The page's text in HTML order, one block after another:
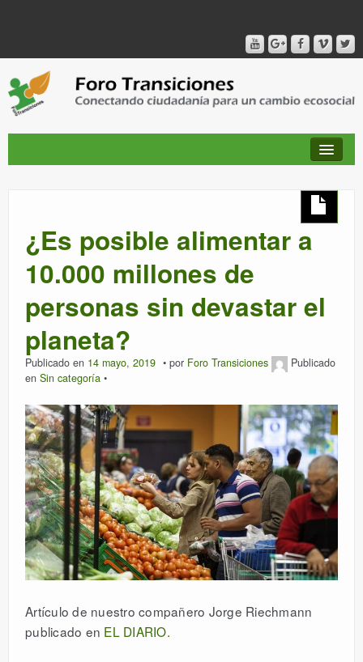
PUBLICACIONES + TIEMPO DE TRANSICIONES
RED AMIG@S DEL FORO
CANAL DE VIDEO
¿Es posible alimentar a
10.000 millones de
personas sin devastar el
planeta?
Publicado en 14 mayo, 2019 por Foro Transiciones
Publicado
en Sin categoría
Artículo de nuestro compañero Jorge Riechmann
publicado en EL DIARIO.